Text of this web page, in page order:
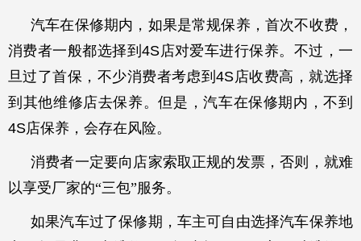
汽车在保修期内，如果是常规保养，首次不收费，
消费者一般都选择到4S店对爱车进行保养。不过，一
旦过了首保，不少消费者考虑到4S店收费高，就选择
到其他维修店去保养。但是，汽车在保修期内，不到
4S店保养，会存在风险。
消费者一定要向店家索取正规的发票，否则，就难
以享受厂家的“三包”服务。
如果汽车过了保修期，车主可自由选择汽车保养地